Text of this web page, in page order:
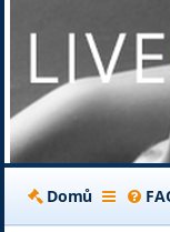
Domů